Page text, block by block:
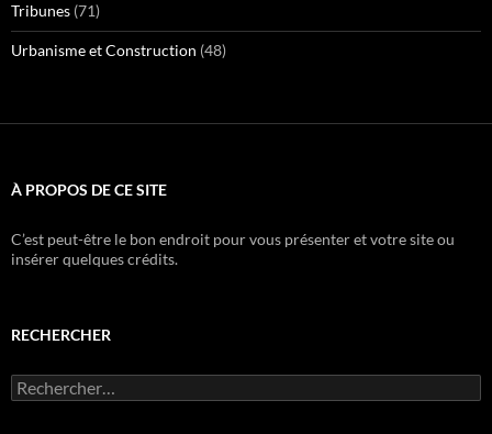
Tribunes (71)
Urbanisme et Construction (48)
À PROPOS DE CE SITE
C’est peut-être le bon endroit pour vous présenter et votre site ou
insérer quelques crédits.
RECHERCHER
Rechercher :